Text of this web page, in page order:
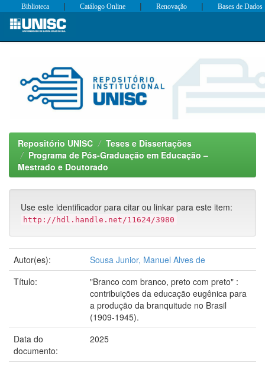
Skip
Biblioteca | Catálogo Online | Renovação | Bases de Dados
Repositório UNISC
Teses e Dissertações
Programa de Pós-Graduação em Educação –
Mestrado e Doutorado
Use este identificador para citar ou linkar para este item:
http://hdl.handle.net/11624/3980
Autor(es):
Sousa Junior, Manuel Alves de
Título:
"Branco com branco, preto com preto" :
contribuições da educação eugênica para
a produção da branquitude no Brasil
(1909-1945).
Data do
documento:
2025